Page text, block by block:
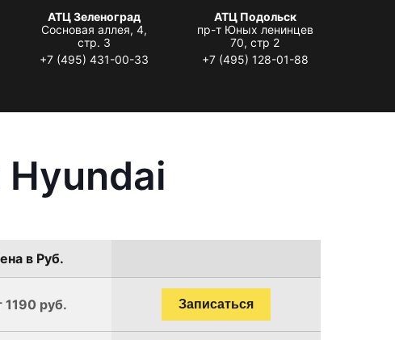
АТЦ Зеленоград
Сосновая аллея, 4,
стр. 3
+7 (495) 431-00-33
АТЦ Подольск
пр-т Юных ленинцев
70, стр 2
+7 (495) 128-01-88
в Руб.
1190 руб. Записаться